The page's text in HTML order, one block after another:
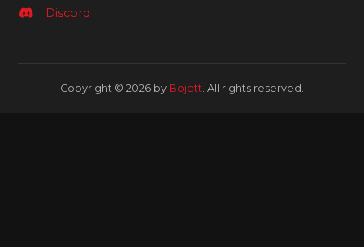
Discord
Copyright © 2026 by Bojett. All rights reserved.